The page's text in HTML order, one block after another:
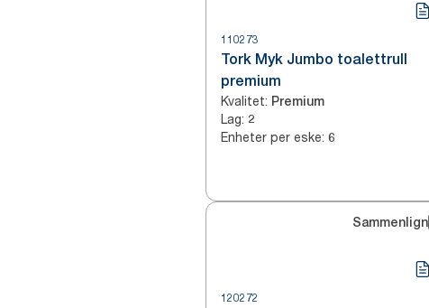
110273
Tork Myk Jumbo toalettrull
premium
Kvalitet: Premium
Lag: 2
Enheter per eske: 6
Sammenlign
120272